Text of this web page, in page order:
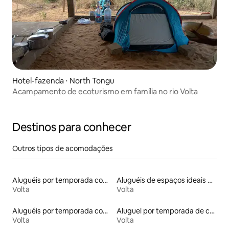
Hotel-fazenda ⋅ North Tongu
Acampamento de ecoturismo em família no rio Volta
Destinos para conhecer
Outros tipos de acomodações
Aluguéis por temporada com acesso à praia
Volta
Aluguéis de espaços ideais para famílias
Volta
Aluguéis por temporada com acesso ao lago
Volta
Aluguel por temporada de casas de hóspedes
Volta